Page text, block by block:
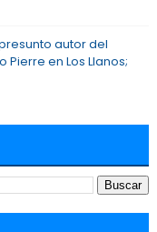
autor del
en Los Llanos;